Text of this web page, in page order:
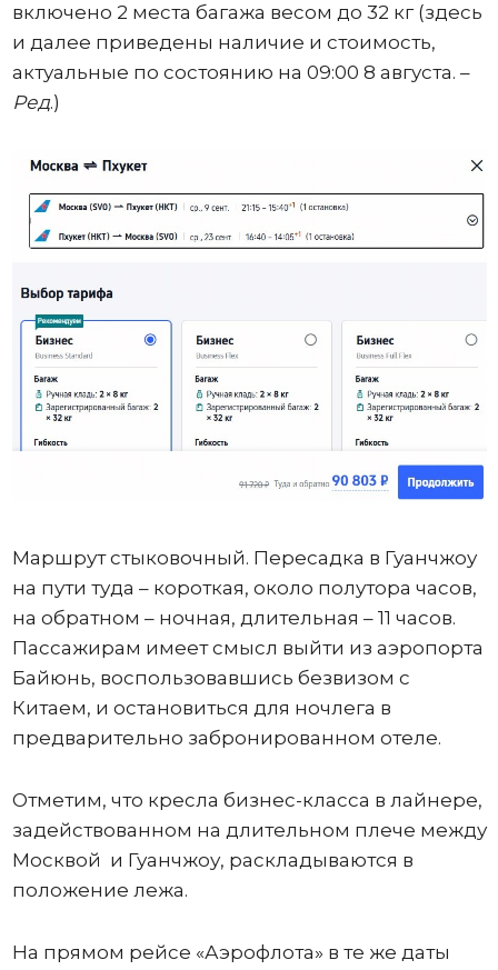
включено 2 места багажа весом до 32 кг (здесь
и далее приведены наличие и стоимость,
актуальные по состоянию на 09:00 8 августа. –
Ред.)
Маршрут стыковочный. Пересадка в Гуанчжоу
на пути туда – короткая, около полутора часов,
на обратном – ночная, длительная – 11 часов.
Пассажирам имеет смысл выйти из аэропорта
Байюнь, воспользовавшись безвизом с
Китаем, и остановиться для ночлега в
предварительно забронированном отеле.
Отметим, что кресла бизнес-класса в лайнере,
задействованном на длительном плече между
Москвой и Гуанчжоу, раскладываются в
положение лежа.
На прямом рейсе «Аэрофлота» в те же даты